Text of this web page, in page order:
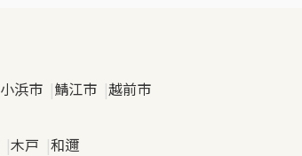
小浜市 鯖江市 越前市
木戸 和邇